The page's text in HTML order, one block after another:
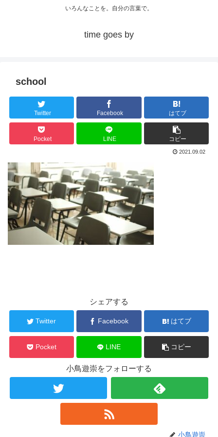
いろんなことを。自分の言葉で。
time goes by
school
Twitter Facebook はてブ
Pocket LINE コピー
2021.09.02
シェアする
Twitter Facebook はてブ
Pocket LINE コピー
小鳥遊崇をフォローする
小鳥遊崇